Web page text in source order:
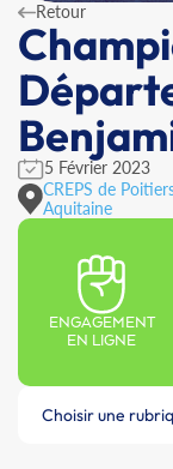
Retour
5 Février 2023
CREPS de
Aquitaine
ENGAGEMENT
EN LIGNE
Choisir une